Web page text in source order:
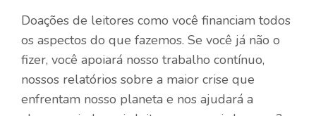
Doações de leitores como você financiam todos
os aspectos do que fazemos. Se você já não o
fizer, você apoiará nosso trabalho contínuo,
nossos relatórios sobre a maior crise que
enfrentam nosso planeta e nos ajudará a